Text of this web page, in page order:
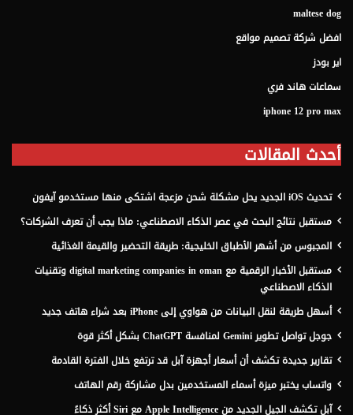
maltese dog
افضل شركة تصميم مواقع
اير بودز
سماعات هاند فري
iphone 12 pro max
أحدث المقالات
تحديث iOS الجديد يحل مشكلة شحن مزعجة اشتكى منها مستخدمو آيفون
مستقبل نتائج البحث في عصر الذكاء الاصطناعي: ماذا يجب أن تعرف الشركات؟
المجبوس من أشهر الأطباق الخليجية: طريقة التحضير والقيمة الغذائية
مستقبل الأخبار الرقمية مع digital marketing companies in oman وتقنيات
الذكاء الاصطناعي
أسهل طريقة لنقل البيانات من هواوي إلى iPhone بعد شراء هاتف جديد
جوجل تواصل تطوير Gemini لمنافسة ChatGPT بشكل أكثر قوة
تقارير جديدة تكشف أن أسعار أجهزة آبل قد ترتفع خلال الفترة القادمة
واتساب يختبر ميزة أسماء المستخدمين بدل مشاركة رقم الهاتف
آبل تكشف الجيل الجديد من Apple Intelligence مع Siri أكثر ذكاءً